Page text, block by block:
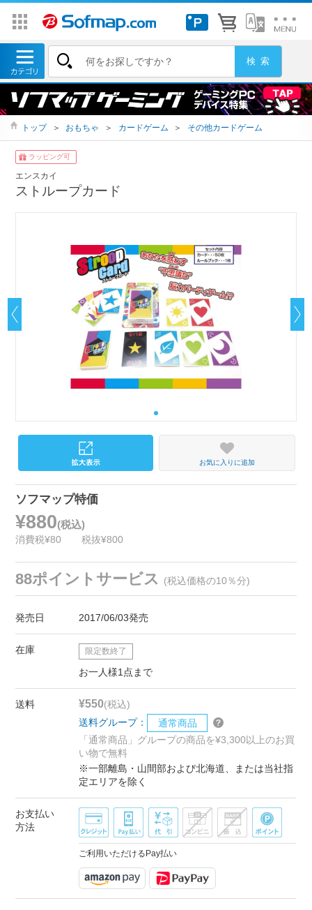
トップ ＞ おもちゃ ＞ カードゲーム ＞ その他カードゲーム
ラッピング可
エンスカイ
ストループカード
お気に入りに追加
ソフマップ特価
¥880(税込)
消費税¥80 税抜¥800
88ポイントサービス (税込価格の10％分)
発売日 2017/06/03発売
在庫 限定数終了
お一人様1点まで
送料 ¥550(税込)
送料グループ：
通常商品
「通常商品」グループの商品を¥3,300以上のお買
い物で無料
※一部離島・山間部および北海道、または当社指
定エリアを除く
お支払い
方法
ご利用いただけるPay払い